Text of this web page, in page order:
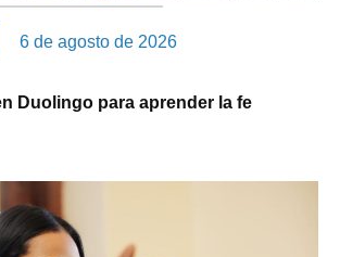
6 de agosto de 2026
Duolingo para aprender la fe